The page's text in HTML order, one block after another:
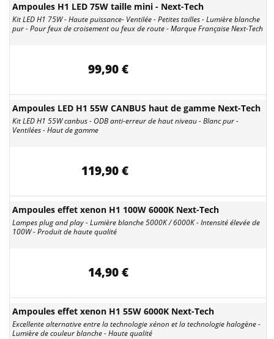
Ampoules H1 LED 75W taille mini - Next-Tech
Kit LED H1 75W - Haute puissance- Ventilée - Petites tailles - Lumière blanche
pur - Pour feux de croisement ou feux de route - Marque Française Next-Tech
99,90 €
Ampoules LED H1 55W CANBUS haut de gamme Next-Tech
Kit LED H1 55W canbus - ODB anti-erreur de haut niveau - Blanc pur -
Ventilées - Haut de gamme
119,90 €
Ampoules effet xenon H1 100W 6000K Next-Tech
Lampes plug and play - Lumière blanche 5000K / 6000K - Intensité élevée de
100W - Produit de haute qualité
14,90 €
Ampoules effet xenon H1 55W 6000K Next-Tech
Excellente alternative entre la technologie xénon et la technologie halogène -
Lumière de couleur blanche - Haute qualité